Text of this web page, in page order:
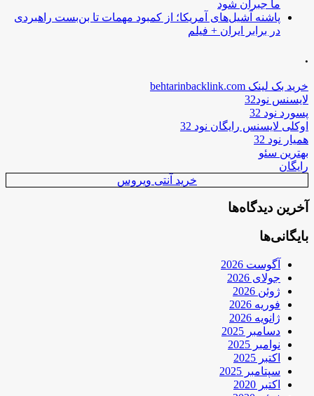
ما جبران شود
پاشنه آشیل‌های آمریکا؛ از کمبود مهمات تا بن‌بست راهبردی
در برابر ایران + فیلم
.
خرید بک لینک behtarinbacklink.com
لایسنس نود32
پسورد نود 32
اوکلی لایسنس رایگان نود 32
همیار نود 32
بهترین سئو
رایگان
خرید آنتی ویروس
آخرین دیدگاه‌ها
بایگانی‌ها
آگوست 2026
جولای 2026
ژوئن 2026
فوریه 2026
ژانویه 2026
دسامبر 2025
نوامبر 2025
اکتبر 2025
سپتامبر 2025
اکتبر 2020